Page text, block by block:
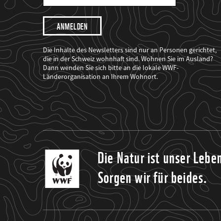
Mail
Adresse
Ich
möchte,
dass
der
WWF
mich
über
seine
Projekte
informiert.
Die Inhalte des Newsletters sind nur an Personen gerichtet,
die in der Schweiz wohnhaft sind. Wohnen Sie im Ausland?
Dann wenden Sie sich bitte an die lokale WWF-
Länderorganisation an Ihrem Wohnort.
Die Natur ist unser
Sorgen wir für beides.